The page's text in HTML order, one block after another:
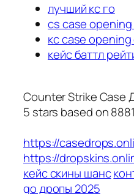
лучший кс го
cs case
кс case
кейс баттл
Counter Strike Case
5 stars based on8881
https://
https://
кейс скины шанс
go дропы 2025